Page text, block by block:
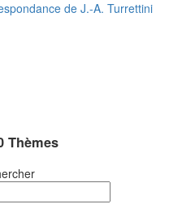
deJ.-A. Turrettini
Thèmes